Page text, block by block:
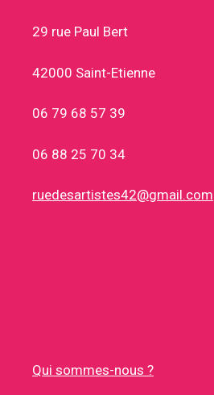
29 rue Paul Bert
42000 Saint-Etienne
06 79 68 57 39
06 88 25 70 34
ruedesartistes42@gmail.com
Qui sommes-nous ?